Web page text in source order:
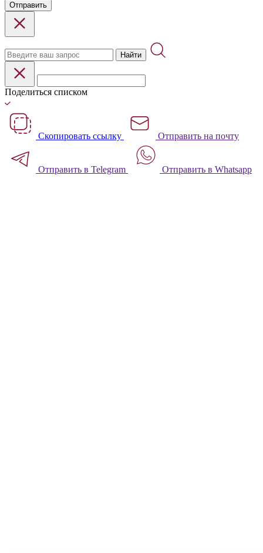
Отправить
Найти
Поделиться списком
Скопировать ссылку Отправить на почту
Отправить в Telegram Отправить в Whatsapp